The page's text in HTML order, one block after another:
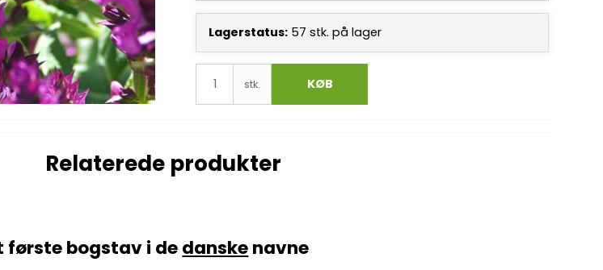
Lagerstatus: 57 stk. på lager
stk. KØB
Relaterede produkter
første bogstav i dedanskenavne